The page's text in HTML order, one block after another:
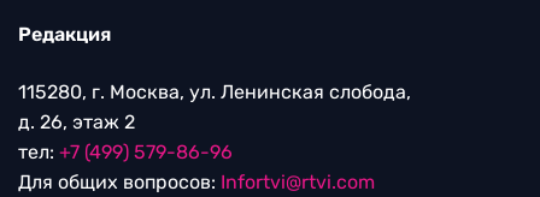
Редакция
115280, г. Москва, ул. Ленинская слобода,
д. 26, этаж 2
тел: +7 (499) 579-86-96
Для общих вопросов: Infortvi@rtvi.com